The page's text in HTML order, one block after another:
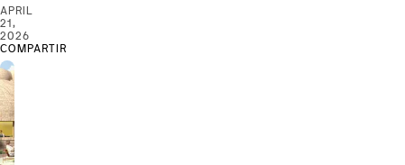
APRIL
21,
2026
COMPARTIR